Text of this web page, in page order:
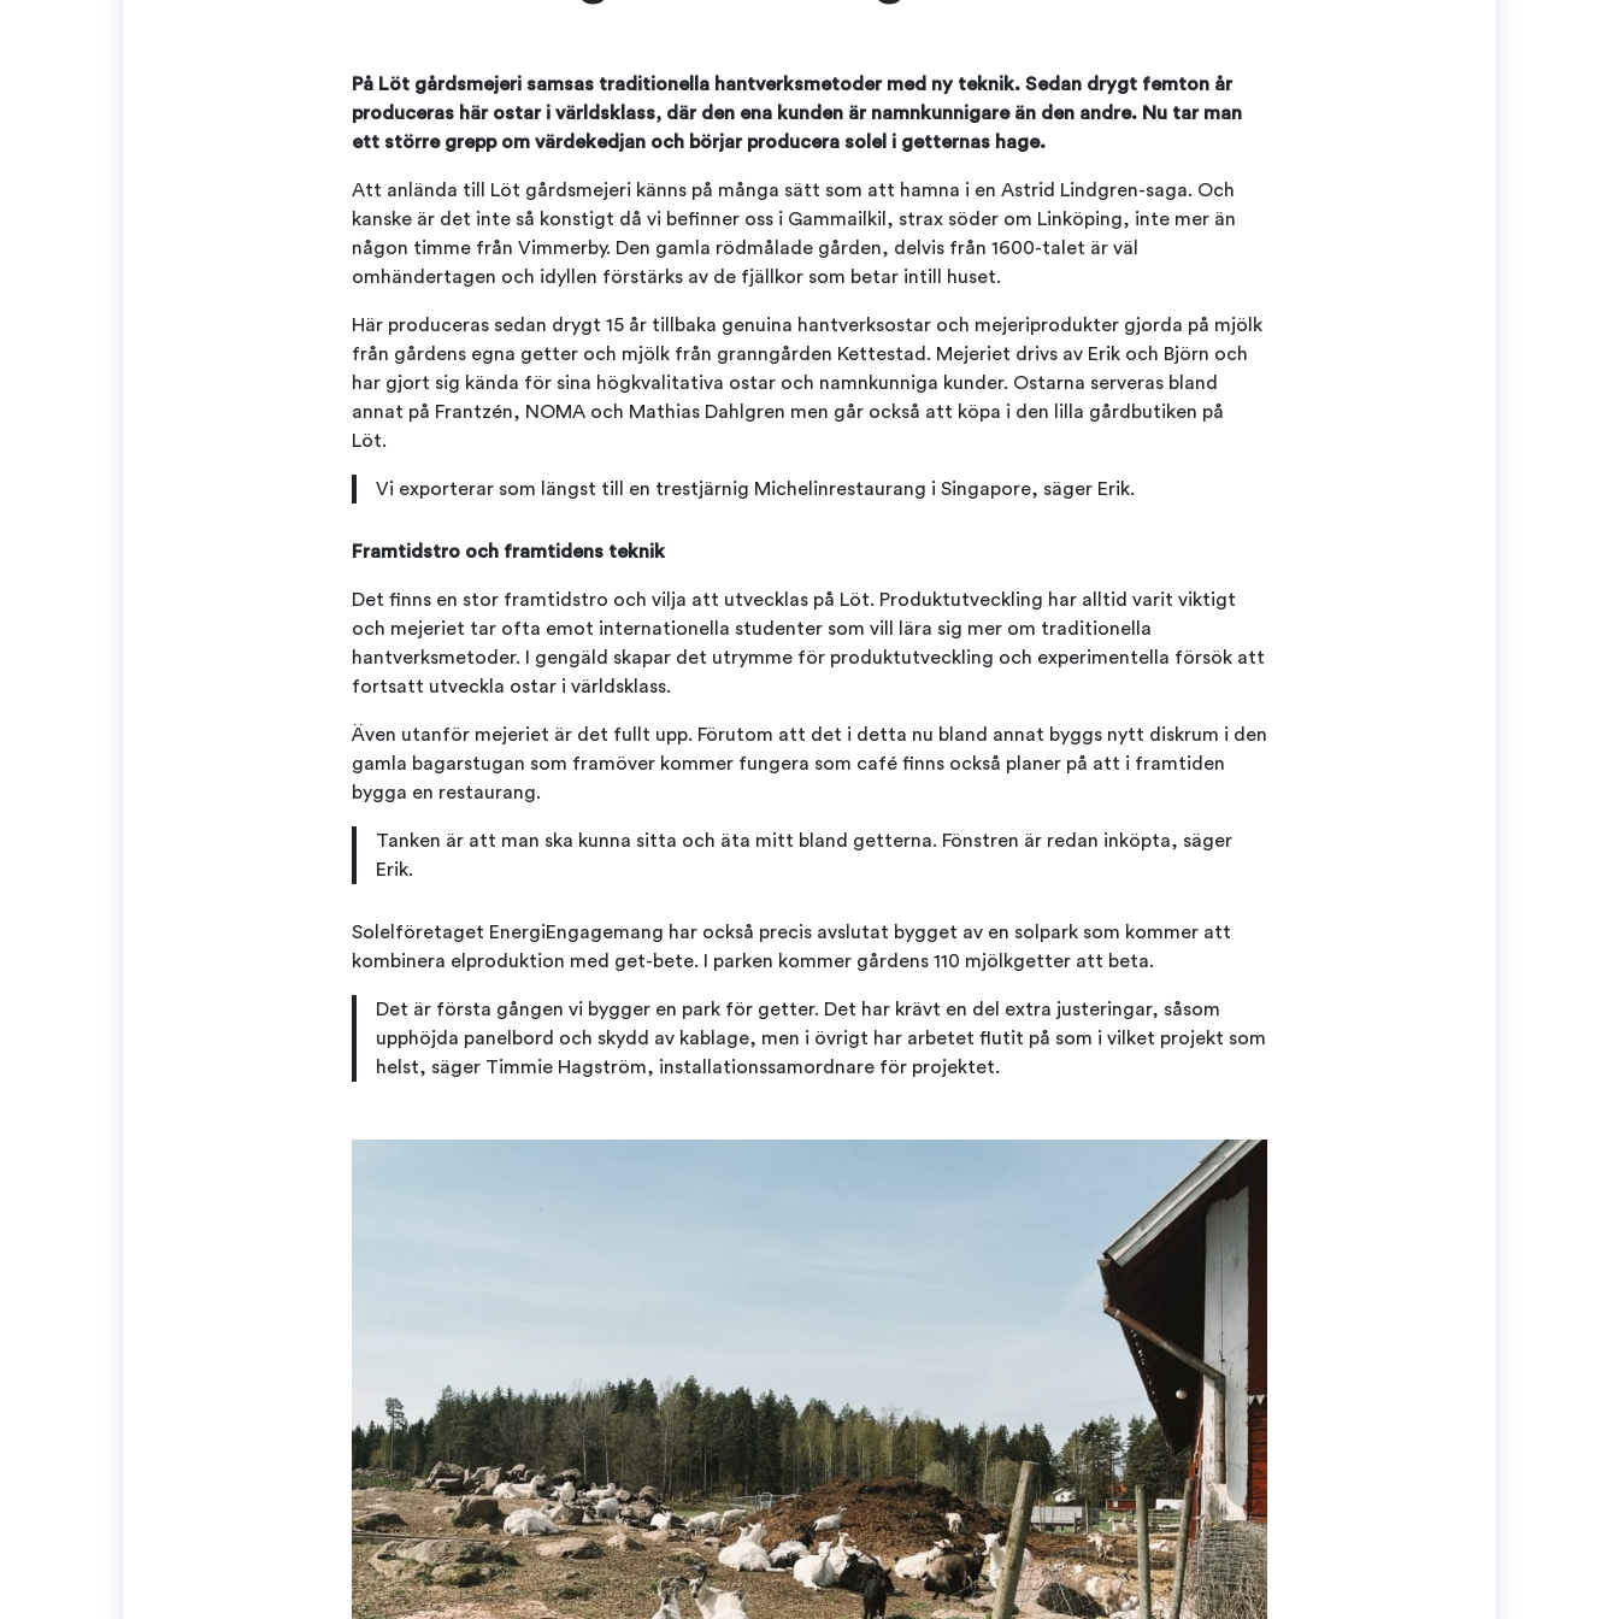
På Löt gårdsmejeri samsas traditionella hantverksmetoder med ny teknik. Sedan drygt femton år
produceras här ostar i världsklass, där den ena kunden är namnkunnigare än den andre. Nu tar man
ett större grepp om värdekedjan och börjar producera solel i getternas hage.
Att anlända till Löt gårdsmejeri känns på många sätt som att hamna i en Astrid Lindgren-saga. Och
kanske är det inte så konstigt då vi befinner oss i Gammailkil, strax söder om Linköping, inte mer än
någon timme från Vimmerby. Den gamla rödmålade gården, delvis från 1600-talet är väl
omhändertagen och idyllen förstärks av de fjällkor som betar intill huset.
Här produceras sedan drygt 15 år tillbaka genuina hantverksostar och mejeriprodukter gjorda på mjölk
från gårdens egna getter och mjölk från granngården Kettestad. Mejeriet drivs av Erik och Björn och
har gjort sig kända för sina högkvalitativa ostar och namnkunniga kunder. Ostarna serveras bland
annat på Frantzén, NOMA och Mathias Dahlgren men går också att köpa i den lilla gårdbutiken på
Löt.
Vi exporterar som längst till en trestjärnig Michelinrestaurang i Singapore, säger Erik.
Framtidstro och framtidens teknik
Det finns en stor framtidstro och vilja att utvecklas på Löt. Produktutveckling har alltid varit viktigt
och mejeriet tar ofta emot internationella studenter som vill lära sig mer om traditionella
hantverksmetoder. I gengäld skapar det utrymme för produktutveckling och experimentella försök att
fortsatt utveckla ostar i världsklass.
Även utanför mejeriet är det fullt upp. Förutom att det i detta nu bland annat byggs nytt diskrum i den
gamla bagarstugan som framöver kommer fungera som café finns också planer på att i framtiden
bygga en restaurang.
Tanken är att man ska kunna sitta och äta mitt bland getterna. Fönstren är redan inköpta, säger
Erik.
Solelföretaget EnergiEngagemang har också precis avslutat bygget av en solpark som kommer att
kombinera elproduktion med get-bete. I parken kommer gårdens 110 mjölkgetter att beta.
Det är första gången vi bygger en park för getter. Det har krävt en del extra justeringar, såsom
upphöjda panelbord och skydd av kablage, men i övrigt har arbetet flutit på som i vilket projekt som
helst, säger Timmie Hagström, installationssamordnare för projektet.